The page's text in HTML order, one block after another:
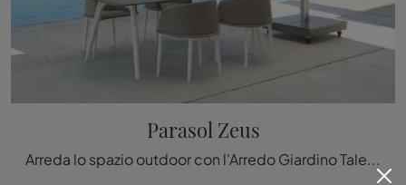
Parasol Zeus
Arreda lo spazio outdoor con l'Arredo Giardino Talenti! Set e ombrelloni in metallo, come il modello Parasol Zeus, ti attendono!